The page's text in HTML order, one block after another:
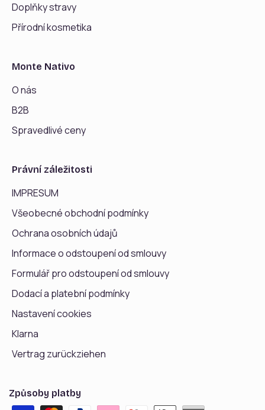
Doplňky stravy
Přírodní kosmetika
Monte Nativo
O nás
B2B
Spravedlivé ceny
Právní záležitosti
IMPRESUM
Všeobecné obchodní podmínky
Ochrana osobních údajů
Informace o odstoupení od smlouvy
Formulář pro odstoupení od smlouvy
Dodací a platební podmínky
Nastavení cookies
Klarna
Vertrag zurückziehen
Způsoby platby